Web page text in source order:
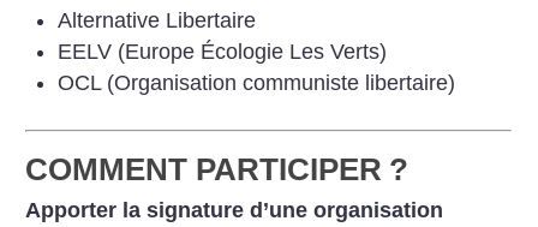
Alternative Libertaire
EELV (Europe Écologie Les Verts)
OCL (Organisation communiste libertaire)
COMMENT PARTICIPER ?
Apporter la signature d’une organisation